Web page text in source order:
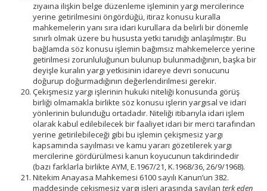
zıyaına ilişkin belge düzenleme işleminin yargı mercilerince
yerine getirilmesini öngördüğü, itiraz konusu kuralla
mahkemelerin yanı sıra idari kurullara da belirli bir dönemle
sınırlı olmak üzere bu hususta yetki tanıdığı anlaşılmıştır. Bu
bağlamda söz konusu işlemin bağımsız mahkemelerce yerine
getirilmesi zorunluluğunun bulunup bulunmadığının, başka bir
deyişle kuralın yargı yetkisinin idareye devri sonucunu
doğurup doğurmadığının değerlendirilmesi gerekir.
Çekişmesiz yargı işlerinin hukuki niteliği konusunda görüş
birliği olmamakla birlikte söz konusu işlerin yargısal ve idari
yönlerinin bulunduğu ortadadır. Niteliği itibarıyla idari işlem
olarak kabul edilebilecek bir faaliyet idari bir merci tarafından
yerine getirilebileceği gibi bu işlemin çekişmesiz yargı
kapsamında sayılması ve kamu yararı gözetilerek yargı
mercilerine gördürülmesi kanun koyucunun takdirindedir
(bazı farklarla birlikte AYM, E.1967/21, K.1968/36, 26/9/1968).
Nitekim Anayasa Mahkemesi 6100 sayılı Kanun’un 382.
maddesinde çekişmesiz yargı işleri arasında sayılan terk eden